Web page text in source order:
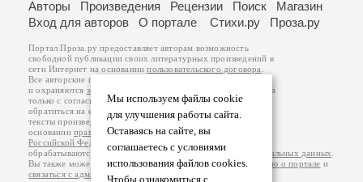
Мы используем файлы cookie
для улучшения работы сайта.
Оставаясь на сайте, вы
соглашаетесь с условиями
использования файлов cookies.
Чтобы ознакомиться с
Авторы Произведения Рецензии Поиск
Магазин
Вход для авторов
О портале Стихи.ру Проза.ру
Портал Проза.ру предоставляет авторам возможность
свободной публикации своих литературных произведений в
сети Интернет на основаниипользовательского договора
Все авторские права на произведения принадлежат авторам
и охраняются законом
. Перепечатка произведений возможна
только с согласия его автора, к которому вы можете
обратиться на его авторской странице. Ответственность за
тексты произведений авторы несут самостоятельно на
основанииправил публикацииизаконодательства
Российской Федерации
обрабатываются на основанииПолитики обработки персональных данных
Вы также можете посмотреть более подробнуюинформацию о портале и
связаться с администрацией